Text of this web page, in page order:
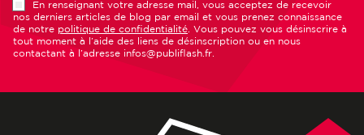
En renseignant votre adresse mail, vous acceptez de recevoir
nos derniers articles de blog par email et vous prenez connaissance
de notre politique de confidentialité. Vous pouvez vous désinscrire à
tout moment à l’aide des liens de désinscription ou en nous
contactant à l’adresse infos@publiflash.fr.